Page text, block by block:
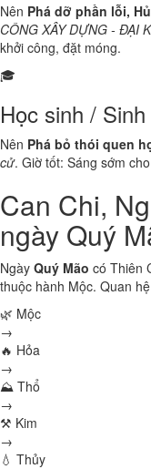
Nên Phá dỡ phần lỗi,
CÔNG XÂY DỰNG - ĐẠI
khởi công, đặt móng.
🎓
Học sinh /
Nên Phá bỏ thói quen
cử. Giờ tốt: Sáng sớm
Can Chi,
ngày Quý
Ngày Quý Mão có Thiên
thuộc hành Mộc. Quan
🌿 Mộc
→
🔥 Hỏa
→
⛰ Thổ
→
⚒ Kim
→
💧 Thủy